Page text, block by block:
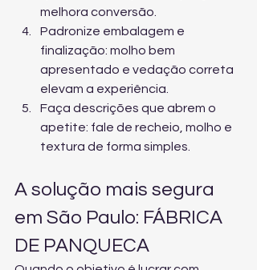
melhora conversão.
Padronize embalagem e
finalização: molho bem
apresentado e vedação correta
elevam a experiência.
Faça descrições que abrem o
apetite: fale de recheio, molho e
textura de forma simples.
A solução mais segura
em São Paulo: FÁBRICA
DE PANQUECA